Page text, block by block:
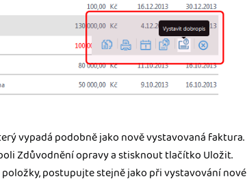
vypadá podobně jako nově vystavovaná faktura.
Zdůvodnění opravy a stisknout tlačítko Uložit.
postupujte stejně jako při vystavování nové